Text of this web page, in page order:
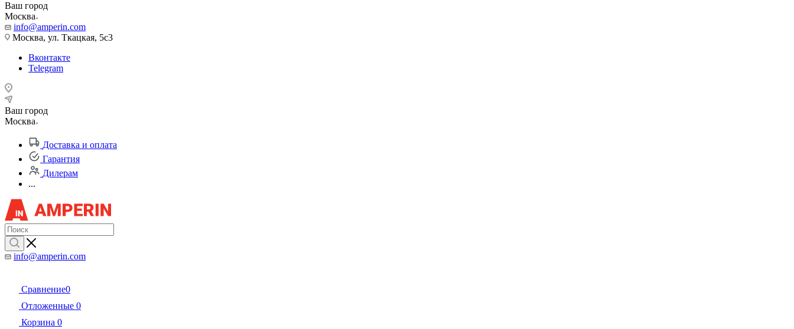
Ваш город
Москва
info@amperin.com
Москва, ул. Ткацкая, 5с3
Вконтакте
Telegram
Ваш город
Москва
Доставка и оплата
Гарантия
Дилерам
...
info@amperin.com
Сравнение0
Отложенные 0
Корзина 0